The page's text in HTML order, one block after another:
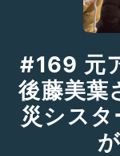
#169 元
後藤美葉
災シス